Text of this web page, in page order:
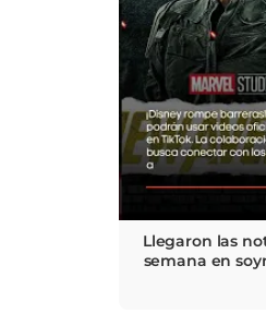
Llegaron las
semana en